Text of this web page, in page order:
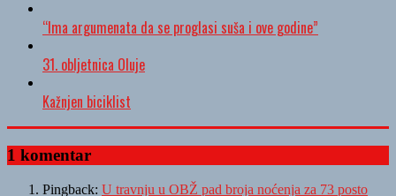
“Ima argumenata da se proglasi suša i ove godine”
31. obljetnica Oluje
Kažnjen biciklist
1 komentar
Pingback: U travnju u OBŽ pad broja noćenja za 73 posto